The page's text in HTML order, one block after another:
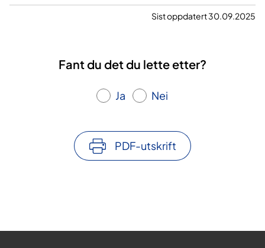
Sist oppdatert 30.09.2025
Fant du det du lette etter?
Ja Nei
PDF-utskrift